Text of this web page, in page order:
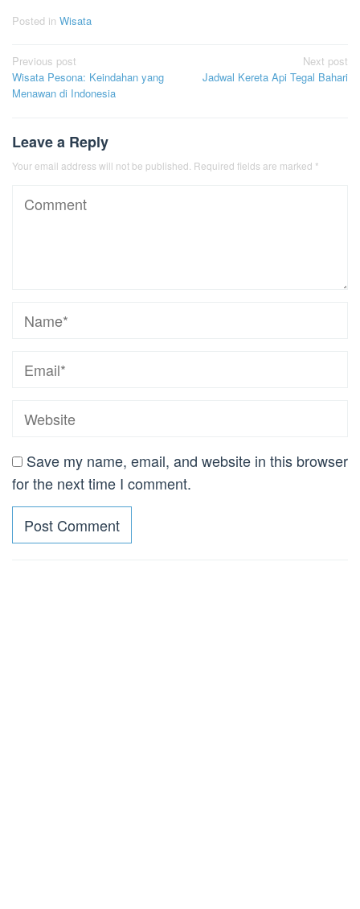
Posted in Wisata
Post
navigation
Previous post
Wisata Pesona: Keindahan yang
Menawan di Indonesia
Next post
Jadwal Kereta Api Tegal Bahari
Leave a Reply
Your email address will not be published. Required fields are marked *
Save my name, email, and website in this browser
for the next time I comment.